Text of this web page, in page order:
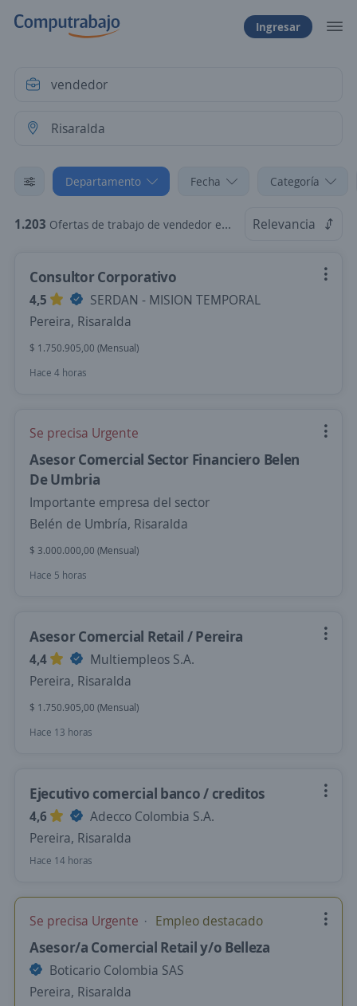
Ingresar
Departamento Fecha Categoría
1.203 Ofertas de trabajo de vendedor en Risaralda Relevancia
Consultor Corporativo
4,5
SERDAN - MISION TEMPORAL
Pereira, Risaralda
$ 1.750.905,00 (Mensual)
Hace 4 horas
Se precisa Urgente
Asesor Comercial Sector Financiero Belen
De Umbria
Importante empresa del sector
Belén de Umbría, Risaralda
$ 3.000.000,00 (Mensual)
Hace 5 horas
Asesor Comercial Retail / Pereira
4,4
Multiempleos S.A.
Pereira, Risaralda
$ 1.750.905,00 (Mensual)
Hace 13 horas
Ejecutivo comercial banco / creditos
4,6
Adecco Colombia S.A.
Pereira, Risaralda
Hace 14 horas
Se precisa Urgente Empleo destacado
Asesor/a Comercial Retail y/o Belleza
Boticario Colombia SAS
Pereira, Risaralda